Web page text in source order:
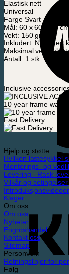
Elastisk nett
Universal
Farge Svart
Mål: 60 x 60 x 60 cm
Vekt: 150 gram
Inkludert: Nett med
Maksimal
Antall: 1 stk.
Inclusive
10 year frame
Fast Delivery
Hjelp og støtte
Hvilken lastesykkel
Monterings- og
Levering - Rask
Vilkår og betingelser
Introduksjonsvideoer
Klager
Om oss
Om oss
Nyheter
Engroshandel
Kontakt oss
Sitemap
Personvern
Retningslinjer for
Følg